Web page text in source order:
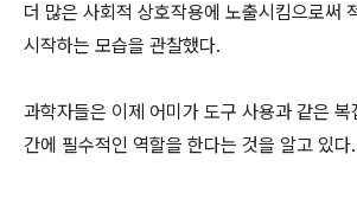
더 많은 사회적 상호작용에 노출시킴으로써
시작하는 모습을 관찰했다.
과학자들은 이제 어미가 도구 사용과 같은 복
간에 필수적인 역할을 한다는 것을 알고 있다.